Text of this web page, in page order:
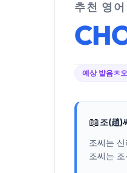
추천 영
예상 발음ㅊ
📖조(趙)
조씨는
조씨는